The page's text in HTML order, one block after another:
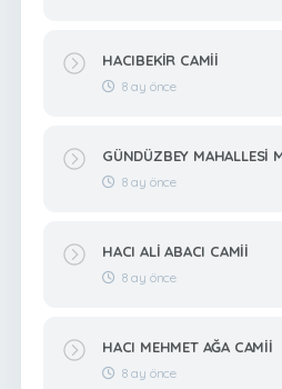
HACIBEKİR CAMİİ
8 ay önce
GÜNDÜZBEY MAHALLESİ
8 ay önce
HACI ALİ ABACI CAMİİ
8 ay önce
HACI MEHMET AĞA CAMİİ
8 ay önce